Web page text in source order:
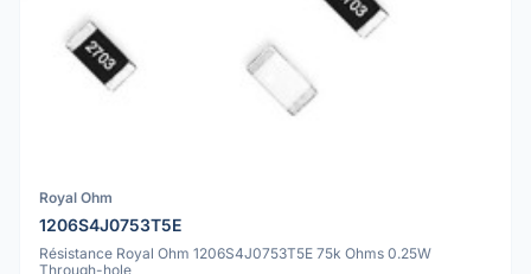
Royal Ohm
1206S4J0753T5E
Résistance Royal Ohm 1206S4J0753T5E 75k Ohms 0.25W
Through-hole